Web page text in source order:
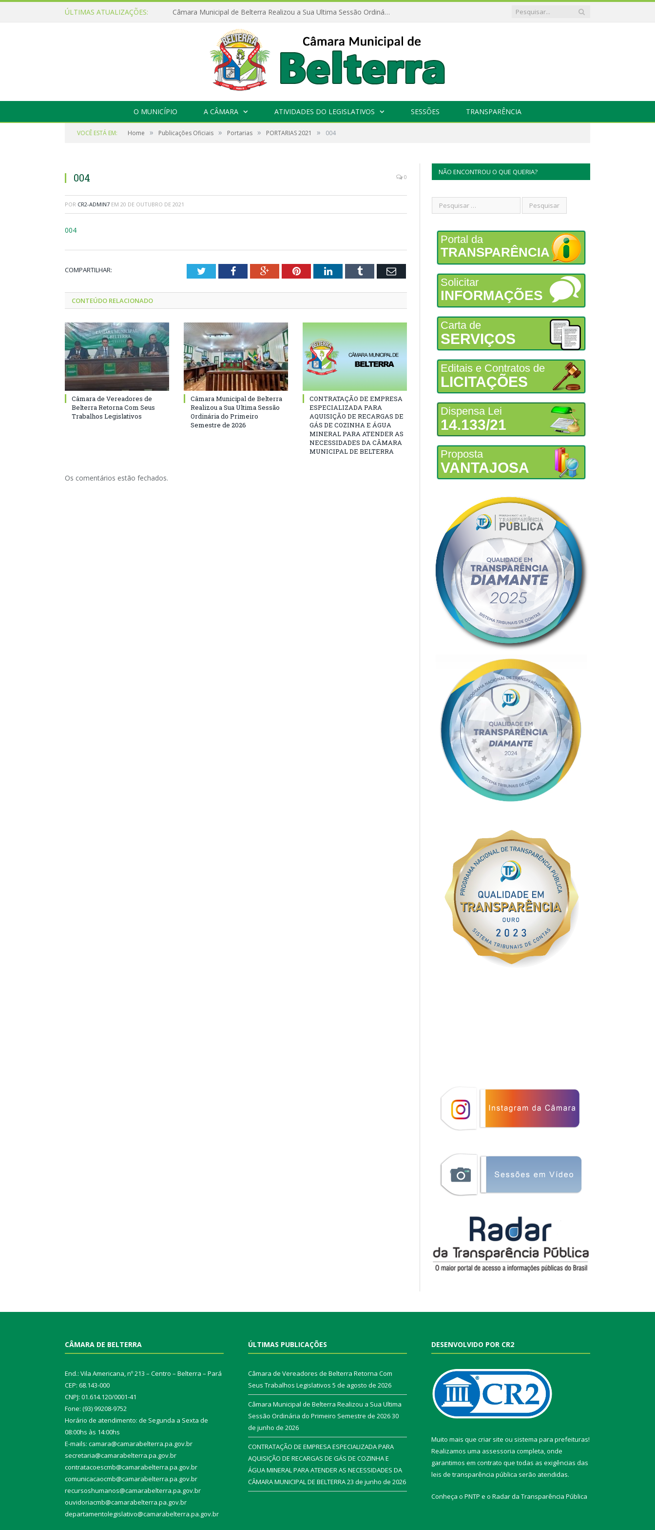
ÚLTIMAS ATUALIZAÇÕES: Câmara Municipal de Belterra Realizou a Sua Ultima Sessão Ordinária do Primeiro Semestre de 2026
O MUNICÍPIO A CÂMARA ATIVIDADES DO LEGISLATIVOS SESSÕES TRANSPARÊNCIA
VOCÊ ESTÁ EM: Home » Publicações Oficiais » Portarias » PORTARIAS 2021 » 004
004 0
POR CR2-ADMIN7 EM 20 DE OUTUBRO DE 2021
004
COMPARTILHAR: TwitterFacebookGoogle+PinterestLinkedInTumblr Email
CONTEÚDO RELACIONADO
Câmara de Vereadores de
Belterra Retorna Com Seus
Trabalhos Legislativos
Câmara Municipal de Belterra
Realizou a Sua Ultima Sessão
Ordinária do Primeiro
Semestre de 2026
CONTRATAÇÃO DE EMPRESA
ESPECIALIZADA PARA
AQUISIÇÃO DE RECARGAS DE
GÁS DE COZINHA E ÁGUA
MINERAL PARA ATENDER AS
NECESSIDADES DA CÂMARA
MUNICIPAL DE BELTERRA
Os comentários estão fechados.
NÃO ENCONTROU O QUE QUERIA?
Portal da
TRANSPARÊNCIA
Solicitar
INFORMAÇÕES
Carta de
SERVIÇOS
Editais e Contratos de
LICITAÇÕES
Dispensa Lei
14.133/21
Proposta
VANTAJOSA
CÂMARA DE BELTERRA
End.: Vila Americana, nº 213 – Centro – Belterra – Pará
CEP: 68.143-000
CNPJ: 01.614.120/0001-41
Fone: (93) 99208-9752
Horário de atendimento: de Segunda a Sexta de
08:00hs às 14:00hs
E-mails: camara@camarabelterra.pa.gov.br
secretaria@camarabelterra.pa.gov.br
contratacoescmb@camarabelterra.pa.gov.br
comunicacaocmb@camarabelterra.pa.gov.br
recursoshumanos@camarabelterra.pa.gov.br
ouvidoriacmb@camarabelterra.pa.gov.br
departamentolegislativo@camarabelterra.pa.gov.br
ÚLTIMAS PUBLICAÇÕES
Câmara de Vereadores de Belterra Retorna Com
Seus Trabalhos Legislativos 5 de agosto de 2026
Câmara Municipal de Belterra Realizou a Sua Ultima
Sessão Ordinária do Primeiro Semestre de 202630
de junho de 2026
CONTRATAÇÃO DE EMPRESA ESPECIALIZADA PARA
AQUISIÇÃO DE RECARGAS DE GÁS DE COZINHA E
ÁGUA MINERAL PARA ATENDER AS NECESSIDADES DA
CÂMARA MUNICIPAL DE BELTERRA23 de junho de 2026
DESENVOLVIDO POR CR2
Muito mais que criar site ou sistema para prefeituras!
Realizamos uma assessoria completa, onde
garantimos em contrato que todas as exigências das
leis de transparência pública serão atendidas.
Conheça o PNTP e o Radar da Transparência Pública